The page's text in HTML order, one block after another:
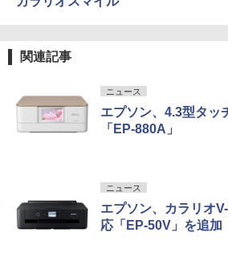
関連記事
ニュース
エプソン、4.3型タッ
「EP-880A」
ニュース
エプソン、カラリオ
応「EP-50V」を追加